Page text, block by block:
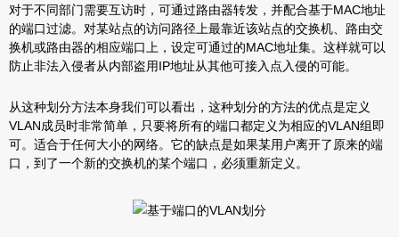
对于不同部门需要互访时，可通过路由器转发，并配合基于MAC地址
的端口过滤。对某站点的访问路径上最靠近该站点的交换机、路由交
换机或路由器的相应端口上，设定可通过的MAC地址集。这样就可以
防止非法入侵者从内部盗用IP地址从其他可接入点入侵的可能。
从这种划分方法本身我们可以看出，这种划分的方法的优点是定义
VLAN成员时非常简单，只要将所有的端口都定义为相应的VLAN组即
可。适合于任何大小的网络。它的缺点是如果某用户离开了原来的端
口，到了一个新的交换机的某个端口，必须重新定义。